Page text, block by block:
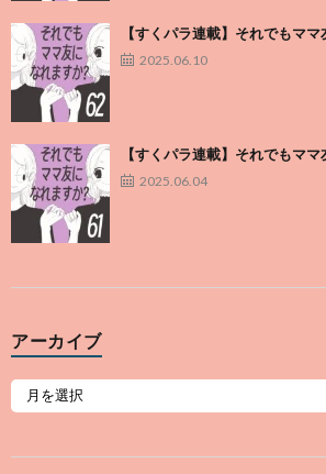
【すくパラ連載】それでもマ
2025.06.10
【すくパラ連載】それでもマ
2025.06.04
アーカイブ